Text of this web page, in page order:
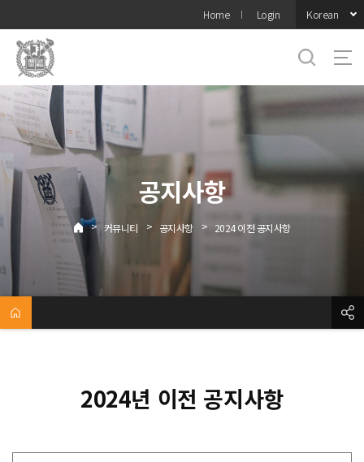
메뉴
Home Login Korean
공지사항
> 커뮤니티 > 공지사항 > 2024 이전 공지사항
2024년 이전 공지사항